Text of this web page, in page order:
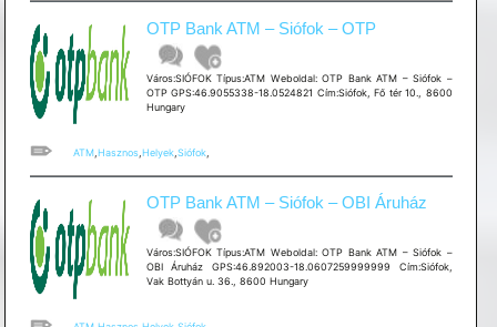
OTP Bank ATM – Siófok – OTP
Város:SIÓFOK Típus:ATM Weboldal: OTP Bank ATM – Siófok –
OTP GPS:46.9055338-18.0524821 Cím:Siófok, Fő tér 10., 8600
Hungary
ATM, Hasznos, Helyek, Siófok,
OTP Bank ATM – Siófok – OBI Áruház
Város:SIÓFOK Típus:ATM Weboldal: OTP Bank ATM – Siófok –
OBI Áruház GPS:46.892003-18.0607259999999 Cím:Siófok,
Vak Bottyán u. 36., 8600 Hungary